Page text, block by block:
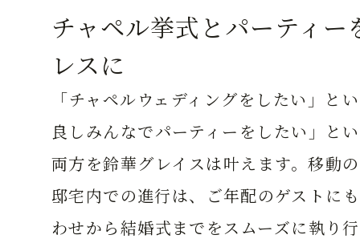
チャペル挙式とパーティー
レスに
「チャペルウェディングをしたい」と
良しみんなでパーティーをしたい」と
両方を鈴華グレイスは叶えます。移動
邸宅内での進行は、ご年配のゲストに
わせから結婚式までをスムーズに執り